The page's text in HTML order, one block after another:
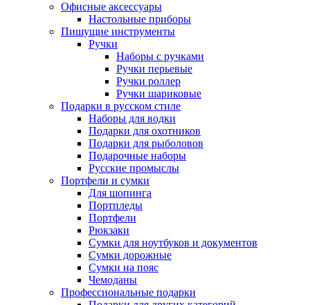
Офисные аксессуары
Настольные приборы
Пишущие инструменты
Ручки
Наборы с ручками
Ручки перьевые
Ручки роллер
Ручки шариковые
Подарки в русском стиле
Наборы для водки
Подарки для охотников
Подарки для рыболовов
Подарочные наборы
Русские промыслы
Портфели и сумки
Для шопинга
Портпледы
Портфели
Рюкзаки
Сумки для ноутбуков и документов
Сумки дорожные
Сумки на пояс
Чемоданы
Профессиональные подарки